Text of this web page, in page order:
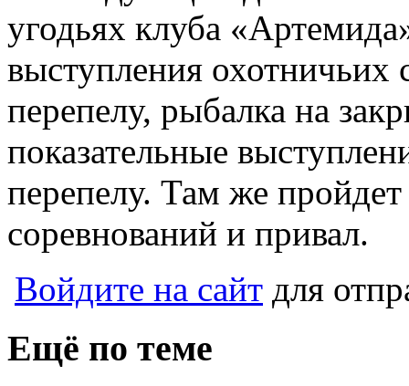
угодьях клуба
выступления охотничьих
перепелу, рыбалка на
показательные
перепелу. Там же
соревнований и привал.
Войдите на сайт для
Ещё по теме